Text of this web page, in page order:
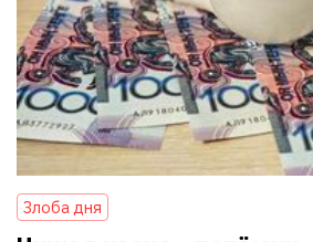
Злоба дня